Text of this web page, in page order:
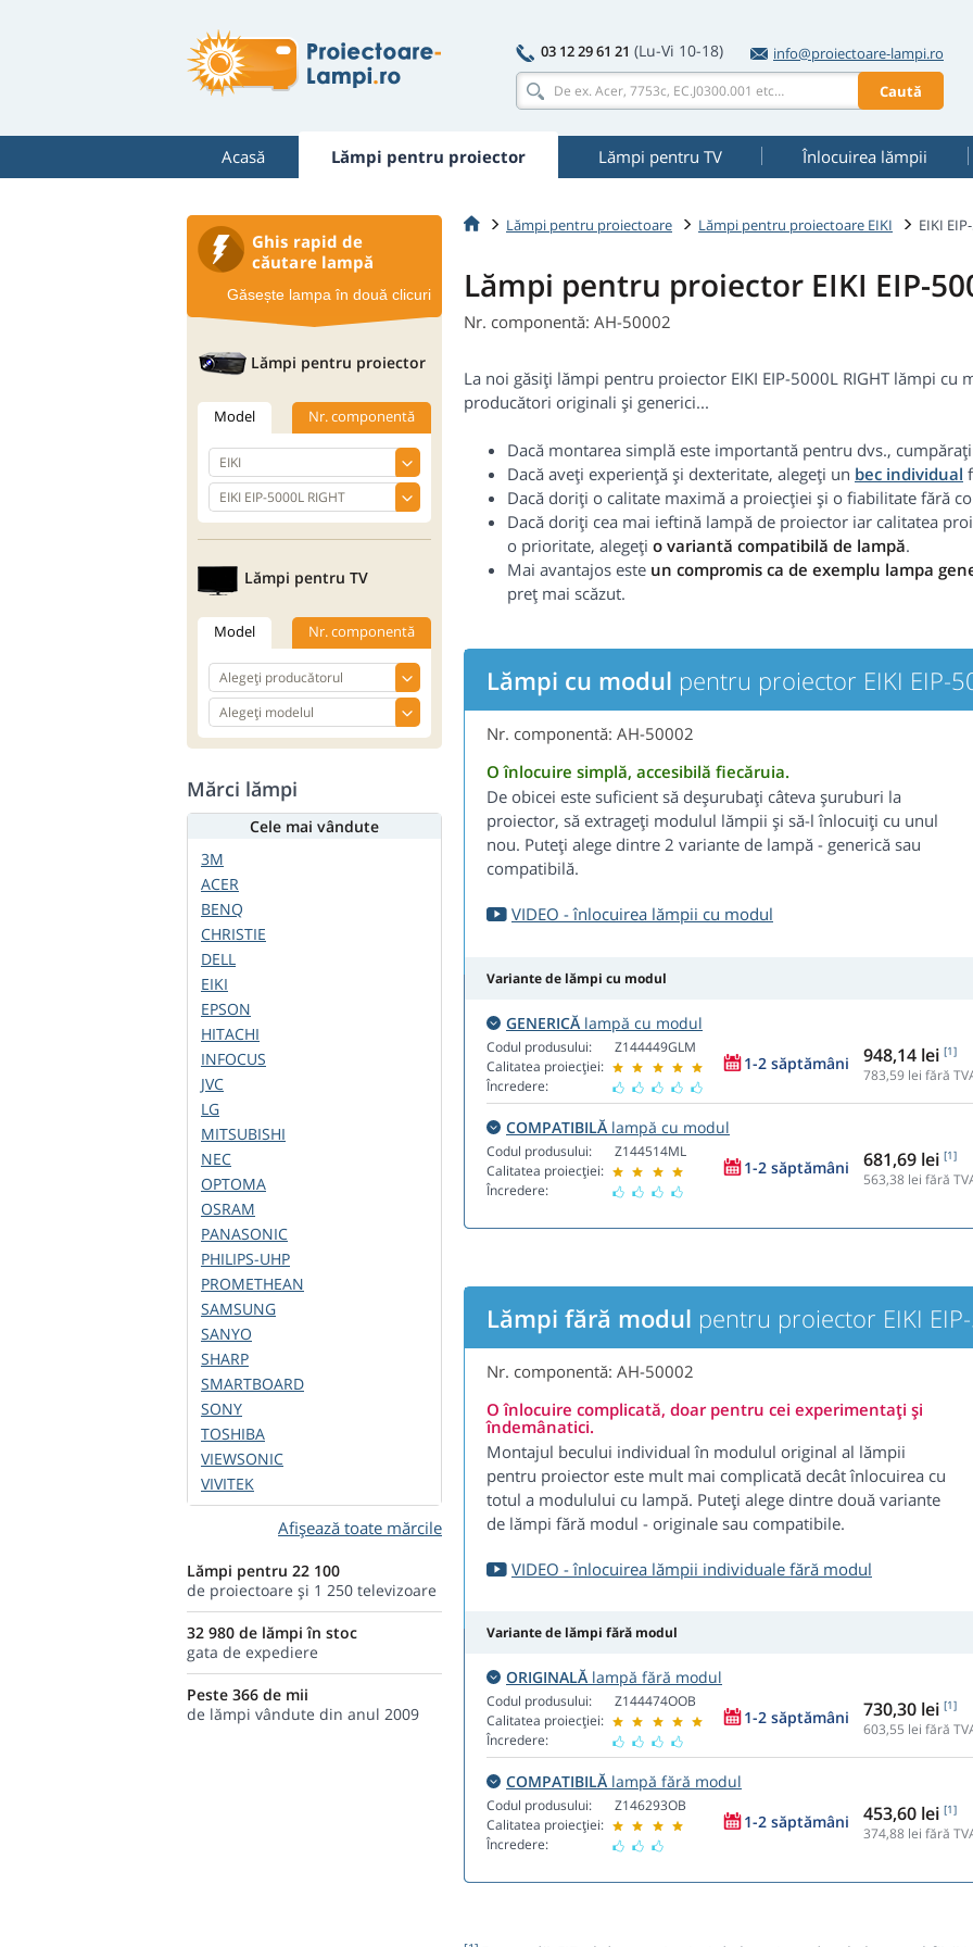
03 12 29 61 21 (Lu-Vi 10-18)
info@proiectoare-lampi.ro
Caută
Acasă Lămpi pentru proiector Lămpi pentru TV Înlocuirea lămpii
Lămpi pentru proiectoare Lămpi pentru proiectoare EIKI EIKI
Lămpi pentru proiector EIKI EIP-
Nr. componentă: AH-50002
La noi găsiți lămpi pentru proiector EIKI EIP-5000L RIGHT lămpi
producători originali și generici...
Dacă montarea simplă este importantă pentru dvs.,
Dacă aveți experiență și dexteritate, alegeți un bec individual
Dacă doriți o calitate maximă a proiecției și o fiabilitate fără
Dacă doriți cea mai ieftină lampă de proiector iar calitatea
o prioritate, alegeți o variantă compatibilă de lampă.
Mai avantajos este un compromis ca de exemplu lampa
preț mai scăzut.
Lămpi cu modul pentru proiector EIKI EIP-
Nr. componentă: AH-50002
O înlocuire simplă, accesibilă fiecăruia.
De obicei este suficient să deșurubați câteva șuruburi la
proiector, să extrageți modulul lămpii și să-l înlocuiți cu unul
nou. Puteți alege dintre 2 variante de lampă - generică sau
compatibilă.
VIDEO - înlocuirea lămpii cu modul
Variante de lămpi cu modul
GENERICĂ lampă cu modul
Codul produsului:
Calitatea proiecției:
Încredere:
Z144449GLM
1-2 săptămâni 948,14 lei [1]
783,59 lei fără
COMPATIBILĂ lampă cu modul
Codul produsului:
Calitatea proiecției:
Încredere:
Z144514ML
1-2 săptămâni 681,69 lei [1]
563,38 lei fără
Lămpi fără modul pentru proiector EIKI
Nr. componentă: AH-50002
O înlocuire complicată, doar pentru cei experimentați și
îndemânatici.
Montajul becului individual în modulul original al lămpii
pentru proiector este mult mai complicată decât înlocuirea cu
totul a modulului cu lampă. Puteți alege dintre două variante
de lămpi fără modul - originale sau compatibile.
VIDEO - înlocuirea lămpii individuale fără modul
Variante de lămpi fără modul
ORIGINALĂ lampă fără modul
Codul produsului:
Calitatea proiecției:
Încredere:
Z144474OOB
1-2 săptămâni 730,30 lei [1]
603,55 lei fără
COMPATIBILĂ lampă fără modul
Codul produsului:
Calitatea proiecției:
Încredere:
Z146293OB
1-2 săptămâni 453,60 lei [1]
374,88 lei fără
Ghis rapid de
căutare lampă
Găsește lampa în două clicuri
Lămpi pentru proiector
Model Nr. componentă
Lămpi pentru TV
Model Nr. componentă
Mărci lămpi
Cele mai vândute
3M
ACER
BENQ
CHRISTIE
DELL
EIKI
EPSON
HITACHI
INFOCUS
JVC
LG
MITSUBISHI
NEC
OPTOMA
OSRAM
PANASONIC
PHILIPS-UHP
PROMETHEAN
SAMSUNG
SANYO
SHARP
SMARTBOARD
SONY
TOSHIBA
VIEWSONIC
VIVITEK
Afișează toate mărcile
Lămpi pentru 22 100
de proiectoare şi 1 250 televizoare
32 980 de lămpi în stoc
gata de expediere
Peste 366 de mii
de lămpi vândute din anul 2009